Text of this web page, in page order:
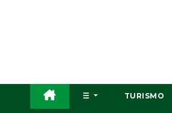
☰ TURISMO